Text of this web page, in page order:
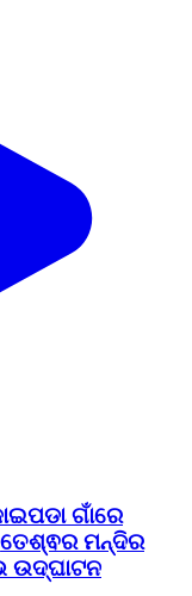
ଗାଁରେ
ମନ୍ଦିର
ଉଦ୍ଘାଟନ